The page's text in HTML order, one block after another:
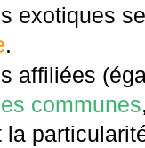
exotiques
.
affiliées
communes
la